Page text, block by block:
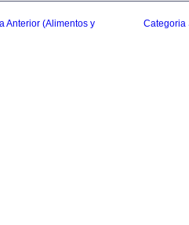
Anterior (Alimentos y
Categoria